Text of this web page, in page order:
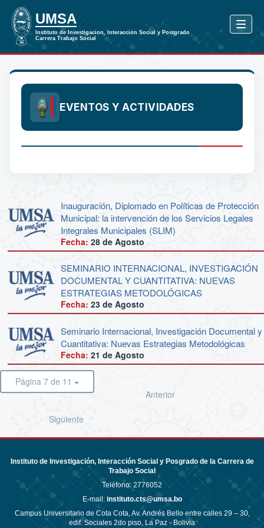
EVENTOS Y ACTIVIDADES
Inauguración, Diplomado en Políticas de Protección
Municipal: la intervención de los Servicios Legales
Integrales Municipales (SLIM)
Fecha: 28 de Agosto
SEMINARIO INTERNACIONAL, INVESTIGACIÓN
DOCUMENTAL Y CUANTITATIVA: NUEVAS
ESTRATEGIAS METODOLÓGICAS
Fecha: 23 de Agosto
Seminario Internacional, Investigación Documental y
Cuantitativa: Nuevas Estrategias Metodológicas
Fecha: 21 de Agosto
Página 7 de 11
Anterior
Siguiente
Instituto de Investigación, Interacción Social y Posgrado de la Carrera de
Trabajo Social
Teléfono: 2776052
E-mail: instituto.cts@umsa.bo
Campus Universitario de Cota Cota, Av. Andrés Bello entre calles 29 – 30,
edif. Sociales 2do piso, La Paz - Bolivia